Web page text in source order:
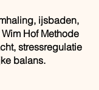
ijsbaden,
Hof Methode
stressregulatie
balans.